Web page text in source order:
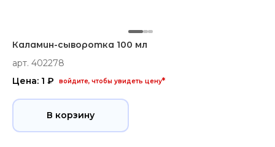
Каламин-сыворотка 100 мл
арт. 402278
Цена: 1 ₽
войдите, чтобы увидеть цену*
В корзину